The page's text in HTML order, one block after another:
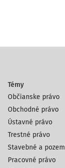
Témy
Občianske právo
Obchodné právo
Ústavné právo
Trestné právo
Stavebné a
Pracovné právo